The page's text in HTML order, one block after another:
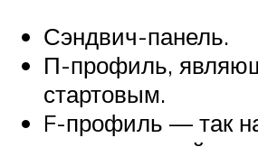
Сэндвич-панель.
П-профиль,
стартовым.
F-профиль — так